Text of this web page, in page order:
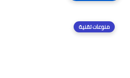
منوعات تقنية